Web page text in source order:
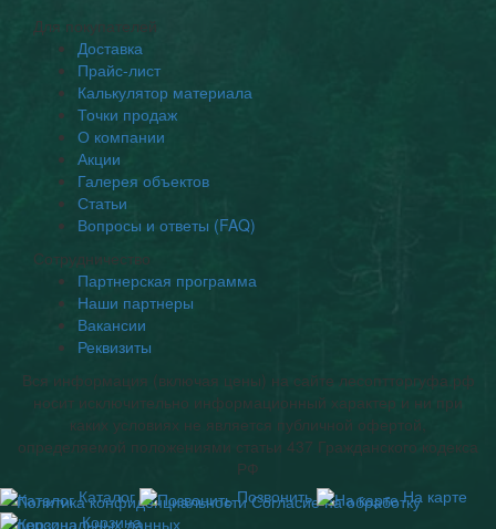
Для покупателей
Доставка
Прайс-лист
Калькулятор материала
Точки продаж
О компании
Акции
Галерея объектов
Статьи
Вопросы и ответы (FAQ)
Сотрудничество
Партнерская программа
Наши партнеры
Вакансии
Реквизиты
Вся информация (включая цены) на сайте лесоптторгуфа.рф
носит исключительно информационный характер и ни при
каких условиях не является публичной офертой,
определяемой положениями статьи 437 Гражданского кодекса
РФ
Политика конфиденциальности Согласие на обработку
персональных данных
Каталог Позвонить
На карте
Корзина